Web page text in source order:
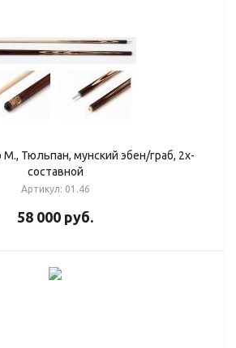
Тюльпан, мунский эбен/граб, 2х-
составной
Артикул: 01.46
58 000 руб.